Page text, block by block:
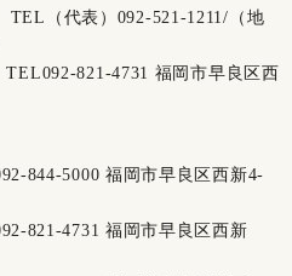
（代表） 092-521-1211/（地
092-821-4731 福岡市早良区西
844-5000 福岡市早良区西新4-
821-4731 福岡市早良区西新